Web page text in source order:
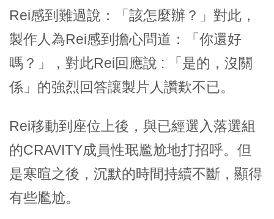
Rei感到難過說：「該怎麼辦？」對此，
製作人為Rei感到擔心問道：「你還好
嗎？」，對此Rei回應說 : 「是的，沒關
係」的強烈回答讓製片人讚歎不已。
Rei移動到座位上後，與已經選入落選組
的CRAVITY成員性珉尷尬地打招呼。但
是寒暄之後，沉默的時間持續不斷，顯得
有些尷尬。